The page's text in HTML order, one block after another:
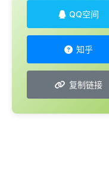
QQ空间
知乎
复制链接